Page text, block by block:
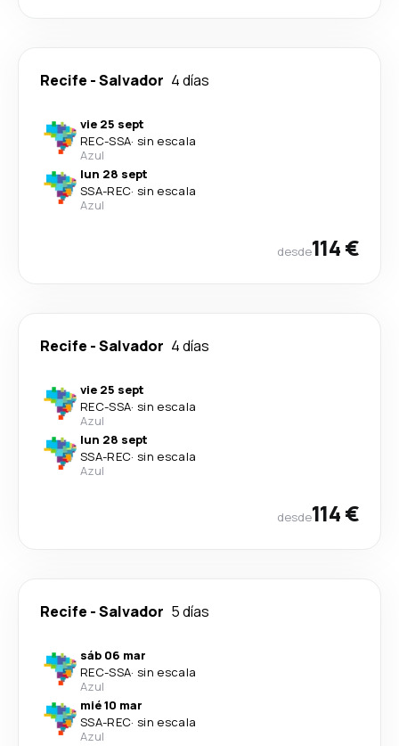
Recife -Salvador 4 días
vie 25 sept
REC-SSA· sin escala
Azul
lun 28 sept
SSA-REC· sin escala
Azul
desde114 €
Recife -Salvador 4 días
vie 25 sept
REC-SSA· sin escala
Azul
lun 28 sept
SSA-REC· sin escala
Azul
desde114 €
Recife -Salvador 5 días
sáb 06 mar
REC-SSA· sin escala
Azul
mié 10 mar
SSA-REC· sin escala
Azul